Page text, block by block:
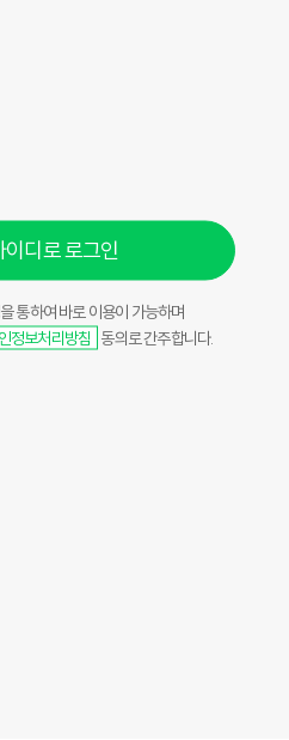
이디로 로그인
통하여 바로 이용이 가능하며
정보처리방침 동의로 간주합니다.